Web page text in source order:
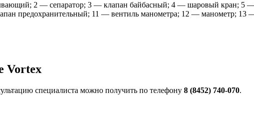
2 — сепаратор; 3 — клапан байбасный; 4 — шаровый кран;
предохранительный; 11 — вентиль манометра; 12 — манометр; 13
Vortex
специалиста можно получить по телефону 8 (8452) 740-070.